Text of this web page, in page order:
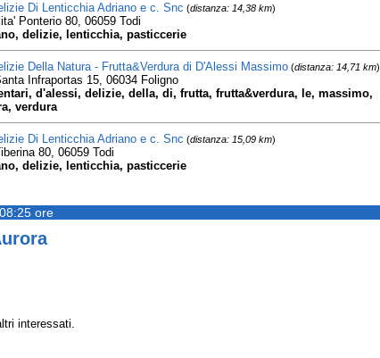
Di Lenticchia Adriano e c. Snc (distanza: 14,38 km)
Ponterio 80, 06059 Todi
delizie, lenticchia, pasticcerie
Della Natura - Frutta&Verdura di D'Alessi Massimo(distanza: 14,71 km)
Infraportas 15, 06034 Foligno
d'alessi, delizie, della, di, frutta, frutta&verdura, le, massimo,
verdura
Di Lenticchia Adriano e c. Snc (distanza: 15,09 km)
80, 06059 Todi
delizie, lenticchia, pasticcerie
ore
interessati.